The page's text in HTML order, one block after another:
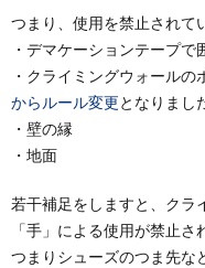
つまり、使用を禁止されて
・デマケーションテープ
・クライミングウォール
からルール変更となりまし
・壁の縁
・地面
若干補足をしますと、クラ
「手」による使用が禁止さ
つまりシューズのつま先な